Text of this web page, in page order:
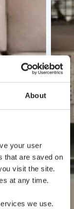
About
your user
that are saved on
visit the site.
at any time.
we use.